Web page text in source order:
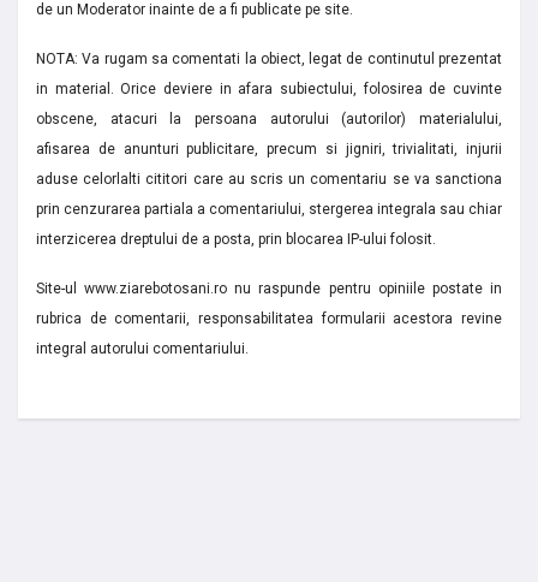
de un Moderator inainte de a fi publicate pe site.
NOTA: Va rugam sa comentati la obiect, legat de continutul prezentat
in material. Orice deviere in afara subiectului, folosirea de cuvinte
obscene, atacuri la persoana autorului (autorilor) materialului,
afisarea de anunturi publicitare, precum si jigniri, trivialitati, injurii
aduse celorlalti cititori care au scris un comentariu se va sanctiona
prin cenzurarea partiala a comentariului, stergerea integrala sau chiar
interzicerea dreptului de a posta, prin blocarea IP-ului folosit.
Site-ul www.ziarebotosani.ro nu raspunde pentru opiniile postate in
rubrica de comentarii, responsabilitatea formularii acestora revine
integral autorului comentariului.